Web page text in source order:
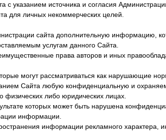
указанием источника и согласия
для личных некоммерческих целей.
сайта дополнительную информацию,
услугам данного Сайта.
права авторов и иных
могут рассматриваться как нарушающие
Сайта любую конфиденциальную и
либо юридических лицах.
которых может быть нарушена
информации.
информации рекламного характера,